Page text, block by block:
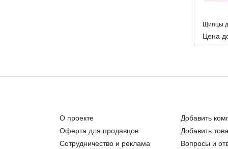
Цена
О проекте
Оферта для продавцов
Сотрудничество и реклама
Добавить
Добавить
Вопросы и